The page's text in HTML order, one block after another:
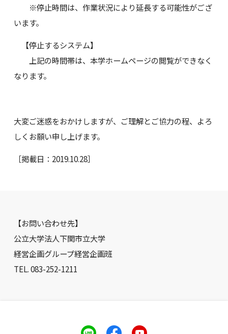
※停止時間は、作業状況により延長する可能性がござ
います。
【停止するシステム】
上記の時間帯は、本学ホームページの閲覧ができなく
なります。
大変ご迷惑をおかけしますが、ご理解とご協力の程、よろ
しくお願い申し上げます。
［掲載日：2019.10.28］
【お問い合わせ先】
公立大学法人下関市立大学
経営企画グループ経営企画班
TEL. 083-252-1211